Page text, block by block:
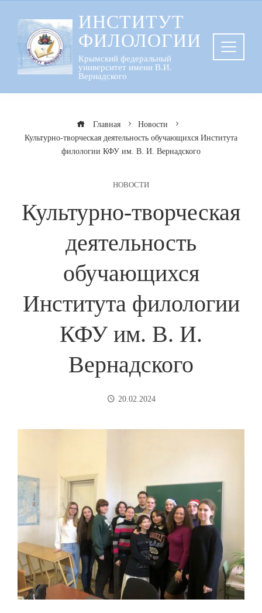
содержанию
ИНСТИТУТ
ФИЛОЛОГИИ
Крымский федеральный
университет имени В.И.
Вернадского
Главная
Новости
Культурно-творческая деятельность обучающихся Института
филологии КФУ им. В. И. Вернадского
НОВОСТИ
Культурно-творческая
деятельность
обучающихся
Института филологии
КФУ им. В. И.
Вернадского
20.02.2024